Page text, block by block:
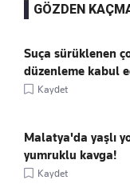
GÖZDEN
Suça sürüklenen
düzenleme kabul
Kaydet
Malatya'da yaşlı
yumruklu kavga!
Kaydet